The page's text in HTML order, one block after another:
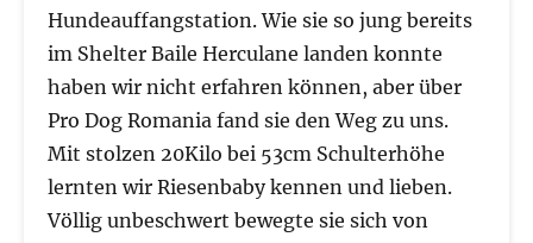
Hundeauffangstation. Wie sie so jung bereits
im Shelter Baile Herculane landen konnte
haben wir nicht erfahren können, aber über
Pro Dog Romania fand sie den Weg zu uns.
Mit stolzen 20Kilo bei 53cm Schulterhöhe
lernten wir Riesenbaby kennen und lieben.
Völlig unbeschwert bewegte sie sich von